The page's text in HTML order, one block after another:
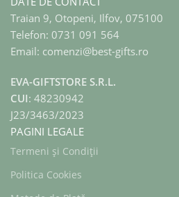
Traian 9, Otopeni, Ilfov, 075100
Telefon: 0731 091 564
Email: comenzi@best-gifts.ro
EVA-GIFTSTORE S.R.L.
CUI: 48230942
J23/3463/2023
PAGINI LEGALE
Termeni și Condiții
Politica Cookies